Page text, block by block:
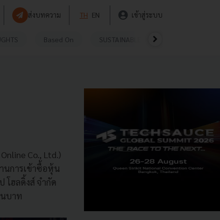
ส่งบทความ TH EN เข้าสู่ระบบ
Based On SUSTAINABLE
Co., Ltd.)
นการเข้าซื้อหุ้น
ฮลดิ้งส์ จำกัด
บาท